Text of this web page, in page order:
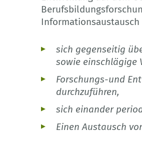
sich gegenseitig
sowie einschlägige
Forschungs-und
durchzuführen,
sich einander
Einen Austausch